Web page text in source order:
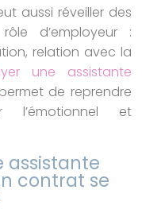
aussi réveiller des
d’employeur :
relation avec la
une assistante
de reprendre
l’émotionnel et
assistante
contrat se